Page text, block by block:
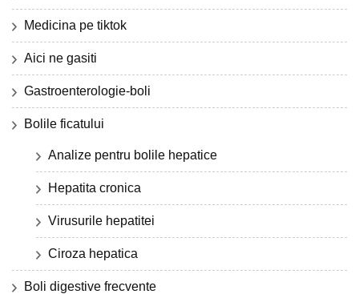
Medicina pe tiktok
Aici ne gasiti
Gastroenterologie-boli
Bolile ficatului
Analize pentru bolile hepatice
Hepatita cronica
Virusurile hepatitei
Ciroza hepatica
Boli digestive frecvente